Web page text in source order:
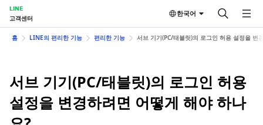
LINE
고객센터
한국어
홈 LINE의 편리한 기능 편리한 기능 서브 기기(PC/태블릿)의 로그인 허용 설정을 변
서브 기기(PC/태블릿)의 로그인 허용
설정을 변경하려면 어떻게 해야 하나